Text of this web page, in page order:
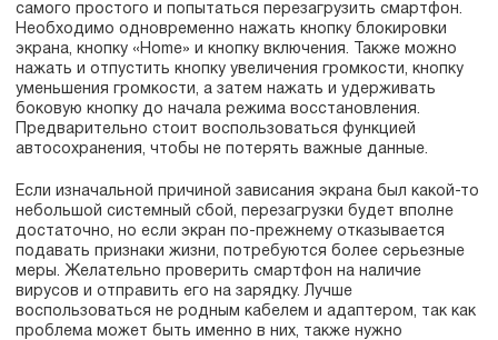
самого простого и попытаться перезагрузить смартфон.
Необходимо одновременно нажать кнопку блокировки
экрана, кнопку «Home» и кнопку включения. Также можно
нажать и отпустить кнопку увеличения громкости, кнопку
уменьшения громкости, а затем нажать и удерживать
боковую кнопку до начала режима восстановления.
Предварительно стоит воспользоваться функцией
автосохранения, чтобы не потерять важные данные.
Если изначальной причиной зависания экрана был какой-то
небольшой системный сбой, перезагрузки будет вполне
достаточно, но если экран по-прежнему отказывается
подавать признаки жизни, потребуются более серьезные
меры. Желательно проверить смартфон на наличие
вирусов и отправить его на зарядку. Лучше
воспользоваться не родным кабелем и адаптером, так как
проблема может быть именно в них, также нужно